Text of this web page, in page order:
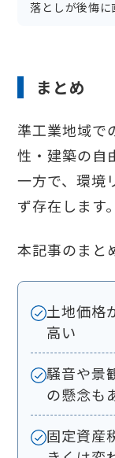
落としが後悔に
まとめ
準工業地域で
性・建築の自
一方で、環境
ず存在します。
本記事のまと
土地価格
高い
騒音や景
の懸念も
固定資産